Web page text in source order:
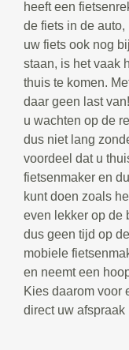
heeft een
de fiets in de
uw fiets ook nog
staan, is het vaak
thuis te komen.
daar geen last
u wachten op de
dus niet lang
voordeel dat u
fietsenmaker en
kunt doen zoals
even lekker op de
dus geen tijd op
mobiele
en neemt een
Kies daarom voor
direct uw afspraak